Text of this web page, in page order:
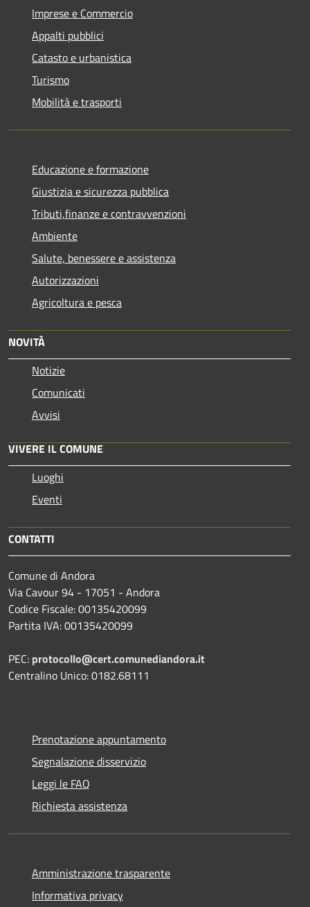
Imprese e Commercio
Appalti pubblici
Catasto e urbanistica
Turismo
Mobilità e trasporti
Educazione e formazione
Giustizia e sicurezza pubblica
Tributi,finanze e contravvenzioni
Ambiente
Salute, benessere e assistenza
Autorizzazioni
Agricoltura e pesca
NOVITÀ
Notizie
Comunicati
Avvisi
VIVERE IL COMUNE
Luoghi
Eventi
CONTATTI
Comune di Andora
Via Cavour 94 - 17051 - Andora
Codice Fiscale: 00135420099
Partita IVA: 00135420099
PEC: protocollo@cert.comunediandora.it
Centralino Unico: 0182.68111
Prenotazione appuntamento
Segnalazione disservizio
Leggi le FAQ
Richiesta assistenza
Amministrazione trasparente
Informativa privacy